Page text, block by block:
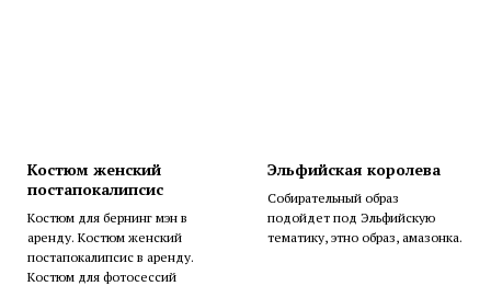
Костюм женский
постапокалипсис
Костюм для бернинг мэн в
аренду. Костюм женский
постапокалипсис в аренду.
Костюм для фотосессий
Эльфийская королева
Собирательный образ
подойдет под Эльфийскую
тематику, этно образ, амазонка.